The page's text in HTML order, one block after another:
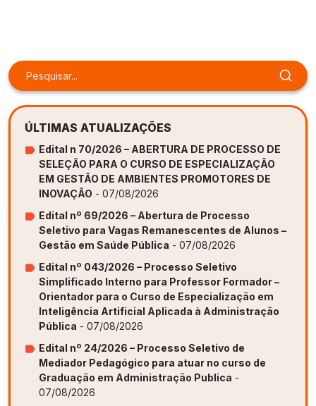
ÚLTIMAS ATUALIZAÇÕES
Edital n 70/2026 – ABERTURA DE PROCESSO DE
SELEÇÃO PARA O CURSO DE ESPECIALIZAÇÃO
EM GESTÃO DE AMBIENTES PROMOTORES DE
INOVAÇÃO - 07/08/2026
Edital nº 69/2026 – Abertura de Processo
Seletivo para Vagas Remanescentes de Alunos –
Gestão em Saúde Pública - 07/08/2026
Edital nº 043/2026 – Processo Seletivo
Simplificado Interno para Professor Formador –
Orientador para o Curso de Especialização em
Inteligência Artificial Aplicada à Administração
Pública - 07/08/2026
Edital nº 24/2026 – Processo Seletivo de
Mediador Pedagógico para atuar no curso de
Graduação em Administração Publica -
07/08/2026
Especialização em Gestão de Ambientes de
Aprendizagem [PDE]
Docência na Educação Infantil [DINF]
Gestão Escolar [GESC]
Especialização em Gestão de Ambientes de
Aprendizagem [PDE]
Docência na Educação Infantil [DINF]
Gestão Escolar [GESC]
Especialização em Gestão de Ambientes de
Aprendizagem [PDE]
Docência na Educação Infantil [DINF]
Gestão Escolar [GESC]
Especialização em Gestão de Ambientes de
Aprendizagem [PDE]
Docência na Educação Infantil [DINF]
Gestão Escolar [GESC]
Especialização em Gestão de Ambientes de
Aprendizagem [PDE]
Docência na Educação Infantil [DINF]
Gestão Escolar [GESC]